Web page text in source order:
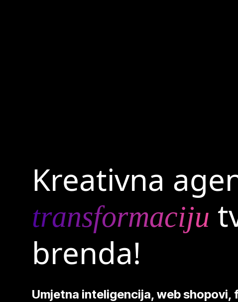
Kreativna
transformaciju
brenda!
Umjetna inteligencija, web shopovi,